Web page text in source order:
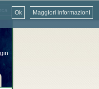
Maggiori informazioni
Ok